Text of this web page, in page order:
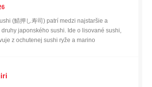
(鯖押し寿司) patrí medzi najstaršie a
japonského sushi. Ide o lisované sushi,
z ochutenej sushi ryže a marino